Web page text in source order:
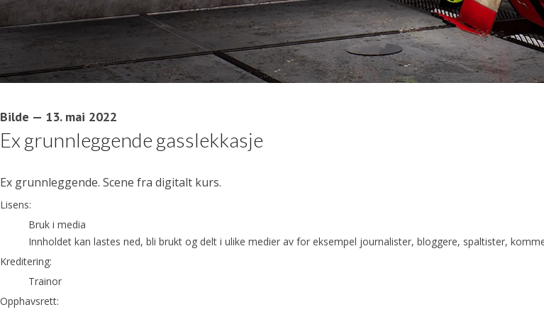
Bilde — 13. mai 2022
Ex grunnleggende gasslekkasje
Ex grunnleggende. Scene fra digitalt kurs.
Trainor
Lisens:
Bruk i media
Innholdet kan lastes ned, bli brukt og delt i ulike medier av for eksempel journalister, bloggere, spaltister,
Kreditering:
Trainor
Opphavsrett: